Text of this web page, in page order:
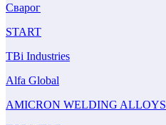
Сварог
START
TBi Industries
Alfa Global
AMICRON WELDING ALLOYS